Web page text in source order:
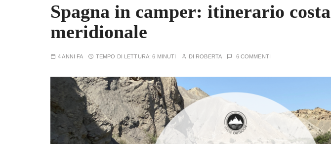
Spagna in camper: itinerario costa
meridionale
4 ANNI FA TEMPO DI LETTURA:6 MINUTI DI ROBERTA 6 COMMENTI